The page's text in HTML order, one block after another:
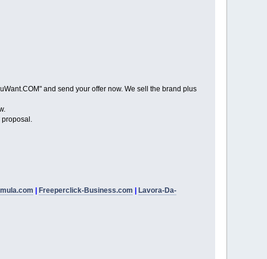
and send your offer now. We sell the brand plus
proposal.
| Freeperclick-Business.com | Lavora-Da-